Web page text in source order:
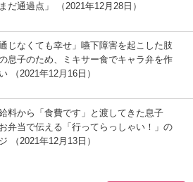
だ通過点」 （2021年12月28日）
通じなくても幸せ」嚥下障害を起こした肢
息子のため、ミキサー食でキャラ弁を作
（2021年12月16日）
料から「食費です」と渡してきた息子
弁当で伝える「行ってらっしゃい！」の
（2021年12月13日）